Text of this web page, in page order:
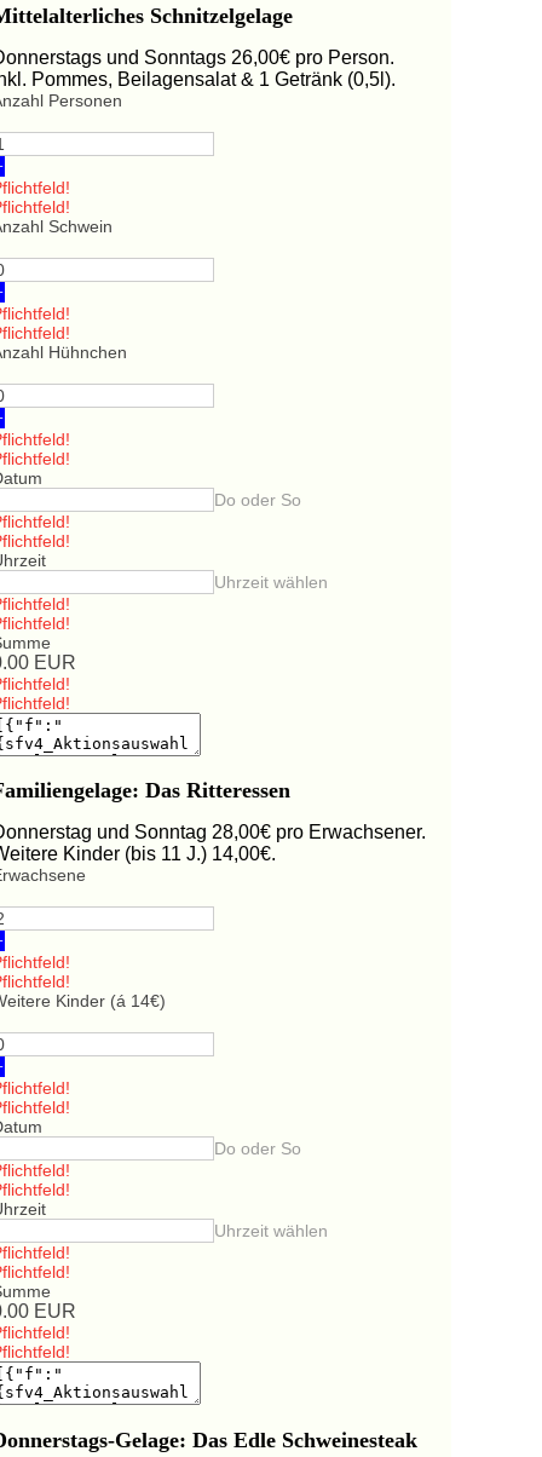
Schnitzelgelage
und Sonntags 26,00€ pro Person.
Pommes, Beilagensalat & 1 Getränk (0,5l).
Personen
Schwein
Hühnchen
Do oder So
Uhrzeit wählen
EUR
Das Ritteressen
und Sonntag 28,00€ pro Erwachsener.
Kinder (bis 11 J.) 14,00€.
Kinder (á 14€)
Do oder So
Uhrzeit wählen
EUR
Gelage: Das Edle Schweinesteak